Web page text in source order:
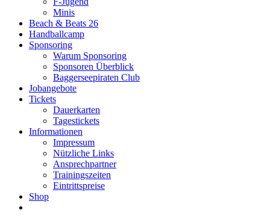
Minis
Beach & Beats 26
Handballcamp
Sponsoring
Warum Sponsoring
Sponsoren Überblick
Baggerseepiraten Club
Jobangebote
Tickets
Dauerkarten
Tagestickets
Informationen
Impressum
Nützliche Links
Ansprechpartner
Trainingszeiten
Eintrittspreise
Shop